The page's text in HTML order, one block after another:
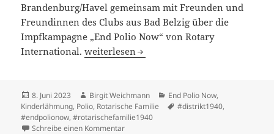
Brandenburg/Havel gemeinsam mit Freunden und
Freundinnen des Clubs aus Bad Belzig über die
Impfkampagne „End Polio Now“ von Rotary
International.Potsdamer Schlösserlauf 2023: Einsatz für
weiterlesen
Veröffentlicht
am
8. Juni 2023 Autor
Birgit Weichmann Kategorien
End Polio Now,
Kinderlähmung, Polio, Rotarische Familie Schlagwörter
#distrikt1940,
#endpolionow,#rotarischefamilie1940
Schreibe einen Kommentarzu Potsdamer Schlösserlauf 2023: Einsatz